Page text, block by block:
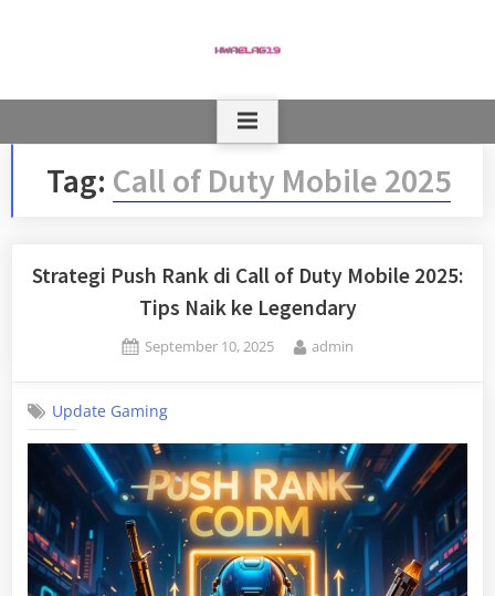
Tag: Call of Duty Mobile 2025
Strategi Push Rank di Call of Duty Mobile 2025:
Tips Naik ke Legendary
Posted
September 10, 2025 By
admin
Update Gaming